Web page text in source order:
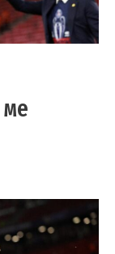
ме